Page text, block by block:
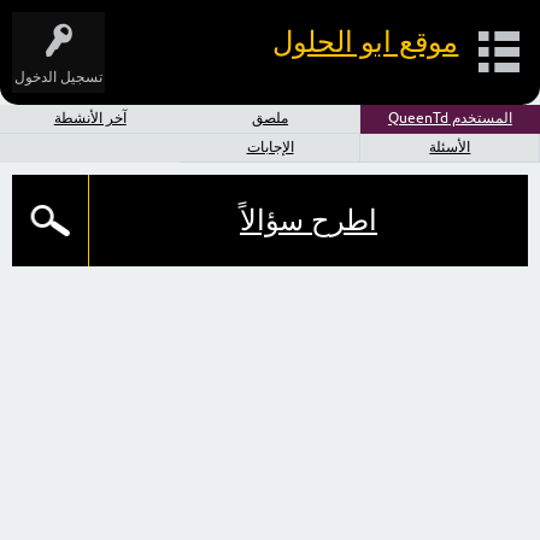
تسجيل الدخول
موقع ابو الحلول
المستخدم QueenTd ملصق
آخر الأنشطة
الأسئلة
الإجابات
اطرح سؤالاً